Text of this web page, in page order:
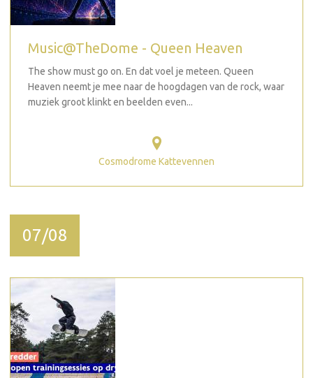
Music@TheDome - Queen Heaven
The show must go on. En dat voel je meteen. Queen
Heaven neemt je mee naar de hoogdagen van de rock, waar
muziek groot klinkt en beelden even...
Cosmodrome Kattevennen
07/08